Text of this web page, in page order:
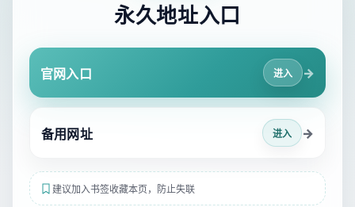
永久地址入口
官网入口 进入 →
备用网址 进入 →
建议加入书签收藏本页，防止失联